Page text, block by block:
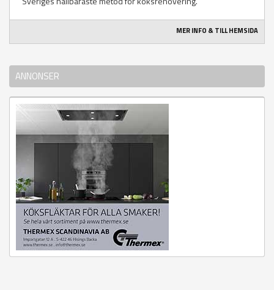
MER INFO & TILL HEMSIDA
ANNONSER